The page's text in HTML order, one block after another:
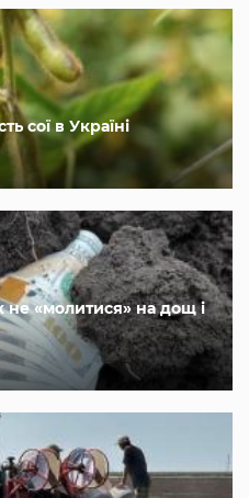
сої в Україні
«молитися» на дощ і